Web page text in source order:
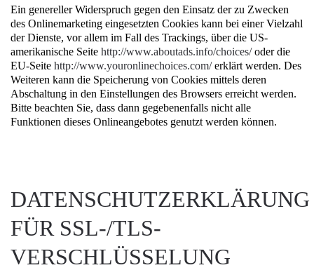
Ein genereller Widerspruch gegen den Einsatz der zu Zwecken
des Onlinemarketing eingesetzten Cookies kann bei einer Vielzahl
der Dienste, vor allem im Fall des Trackings, über die US-
amerikanische Seite http://www.aboutads.info/choices/oder die
EU-Seite http://www.youronlinechoices.com/erklärt werden. Des
Weiteren kann die Speicherung von Cookies mittels deren
Abschaltung in den Einstellungen des Browsers erreicht werden.
Bitte beachten Sie, dass dann gegebenenfalls nicht alle
Funktionen dieses Onlineangebotes genutzt werden können.
DATENSCHUTZERKLÄRUNG
FÜR SSL-/TLS-
VERSCHLÜSSELUNG